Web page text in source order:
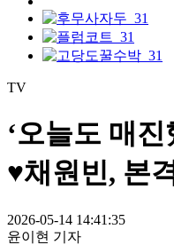
TV
‘오늘도 매
♥채원빈, 본
2026-05-14 14:41:35
윤이현 기자